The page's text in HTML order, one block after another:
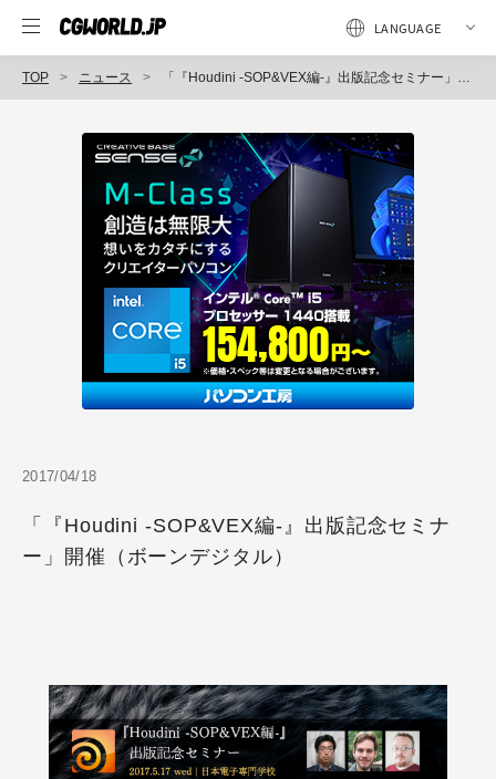
TOP ニュース 「『Houdini -SOP&VEX編-』出版記念セミナー」開催（ボーンデジタル）
2017/04/18
「『Houdini -SOP&VEX編-』出版記念セミナ
ー」開催（ボーンデジタル）